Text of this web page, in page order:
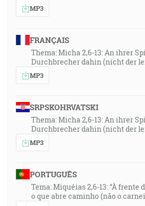
MP3
FRANÇAIS
Thema: Micha 2,6-13: An ihrer
Durchbrecher dahin (nicht der
MP3
SRPSKOHRVATSKI
Thema: Micha 2,6-13: An ihrer
Durchbrecher dahin (nicht der
MP3
PORTUGUÊS
Tema: Miquéias 2,6-13: “À frente
o que abre caminho (não o